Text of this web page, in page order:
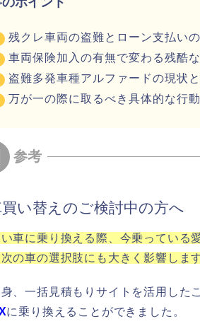
残クレ車両の盗難とローン支払い
車両保険加入の有無で変わる残酷
盗難多発車種アルファードの現状
万が一の際に取るべき具体的な行
い替えのご検討中の方へ
車に乗り換える際、今乗っている
の車の選択肢にも大きく影響します
、一括見積もりサイトを活用した
に乗り換えることができました。